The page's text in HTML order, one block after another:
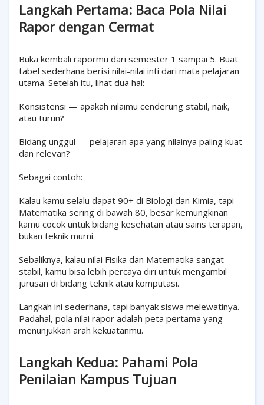
Langkah Pertama: Baca Pola Nilai
Rapor dengan Cermat
Buka kembali rapormu dari semester 1 sampai 5. Buat
tabel sederhana berisi nilai-nilai inti dari mata pelajaran
utama. Setelah itu, lihat dua hal:
Konsistensi — apakah nilaimu cenderung stabil, naik,
atau turun?
Bidang unggul — pelajaran apa yang nilainya paling kuat
dan relevan?
Sebagai contoh:
Kalau kamu selalu dapat 90+ di Biologi dan Kimia, tapi
Matematika sering di bawah 80, besar kemungkinan
kamu cocok untuk bidang kesehatan atau sains terapan,
bukan teknik murni.
Sebaliknya, kalau nilai Fisika dan Matematika sangat
stabil, kamu bisa lebih percaya diri untuk mengambil
jurusan di bidang teknik atau komputasi.
Langkah ini sederhana, tapi banyak siswa melewatinya.
Padahal, pola nilai rapor adalah peta pertama yang
menunjukkan arah kekuatanmu.
Langkah Kedua: Pahami Pola
Penilaian Kampus Tujuan